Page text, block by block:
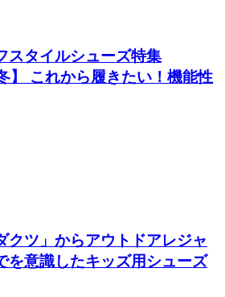
スタイルシューズ特集
これから履きたい！機能性
クツ」からアウトドアレジャ
を意識したキッズ用シューズ